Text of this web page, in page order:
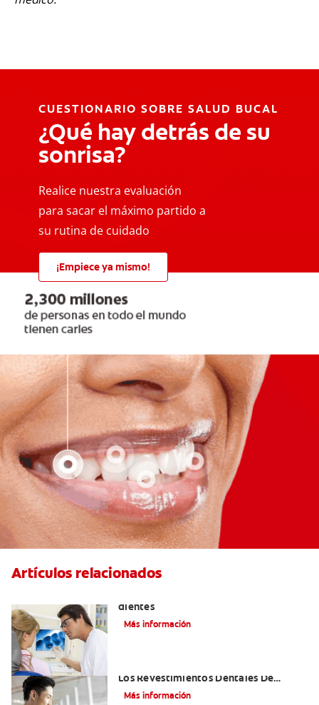
CUESTIONARIO SOBRE SALUD BUCAL
¿Qué hay detrás de su
sonrisa?
Realice nuestra evaluación
para sacar el máximo partido a
su rutina de cuidado
¡Empiece ya mismo!
Artículos relacionados
dientes
Más información
Los Revestimientos Dentales De
Porcelana?
Más información